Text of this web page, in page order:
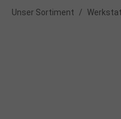
Unser Sortiment /